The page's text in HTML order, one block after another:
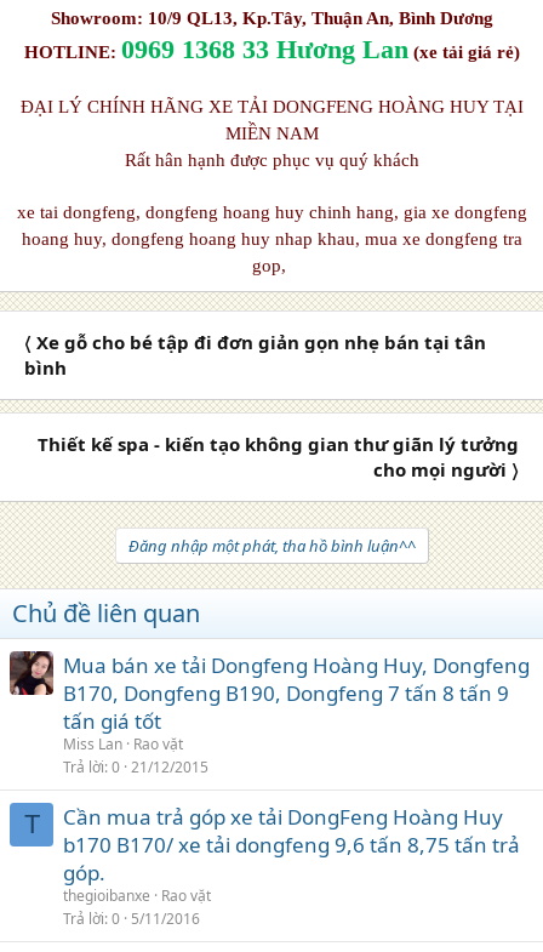
Showroom: 10/9 QL13, Kp.Tây, Thuận An, Bình Dương
HOTLINE: 0969 1368 33 Hương Lan (xe tải giá rẻ)
ĐẠI LÝ CHÍNH HÃNG XE TẢI DONGFENG HOÀNG HUY TẠI
MIỀN NAM
Rất hân hạnh được phục vụ quý khách
xe tai dongfeng, dongfeng hoang huy chinh hang, gia xe dongfeng
hoang huy, dongfeng hoang huy nhap khau, mua xe dongfeng tra
gop,
〈 Xe gỗ cho bé tập đi đơn giản gọn nhẹ bán tại tân
bình
Thiết kế spa - kiến tạo không gian thư giãn lý tưởng
cho mọi người 〉
Đăng nhập một phát, tha hồ bình luận^^
Chủ đề liên quan
Mua bán xe tải Dongfeng Hoàng Huy, Dongfeng
B170, Dongfeng B190, Dongfeng 7 tấn 8 tấn 9
tấn giá tốt
Miss Lan Rao vặt
Trả lời 0 21/12/2015
T
Cần mua trả góp xe tải DongFeng Hoàng Huy
b170 B170/ xe tải dongfeng 9,6 tấn 8,75 tấn trả
góp.
thegioibanxe
Rao vặt
Trả lời 0 5/11/2016